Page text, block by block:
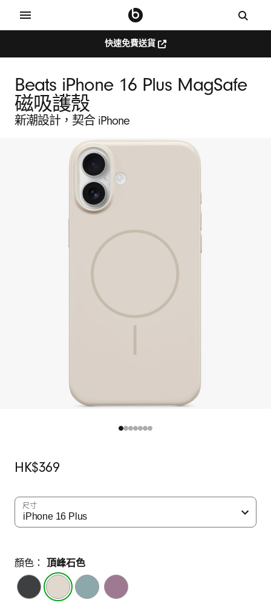
快速免費送貨
Beats iPhone 16 Plus MagSafe
磁吸護殼
新潮設計，契合 iPhone
原
HK$369
尺寸
顏色：
頂峰石色
午
夜
頂
峰
海
汐
夕
陽